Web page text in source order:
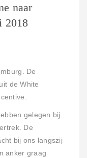
naar
2018
De
de White
gelegen bij
De
bij ons langszij
anker graag